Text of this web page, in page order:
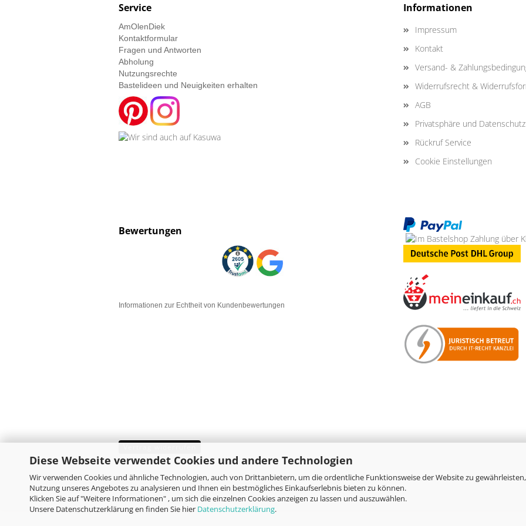
Diese Webseite verwendet Cookies und andere Technologien
Wir verwenden Cookies und ähnliche Technologien, auch von Drittanbietern, um die ordentliche Funktionsweise der Website zu
Nutzung unseres Angebotes zu analysieren und Ihnen ein bestmögliches Einkaufserlebnis bieten zu können.
Klicken Sie auf "Weitere Informationen" , um sich die einzelnen Cookies anzeigen zu lassen und auszuwählen.
Unsere Datenschutzerklärung en finden Sie hier Datenschutzerklärung.
Service
AmOlenDiek
Kontaktformular
Fragen und Antworten
Abholung
Nutzungsrechte
Bastelideen und Neuigkeiten erhalten
Informationen
Impressum
Kontakt
Versand- &
Widerrufsrecht &
AGB
Privatsphäre und Datenschutz
Rückruf Service
Cookie Einstellungen
Bewertungen
Informationen zur Echtheit von Kundenbewertungen
Online-Shopby Gambio.de © 2026